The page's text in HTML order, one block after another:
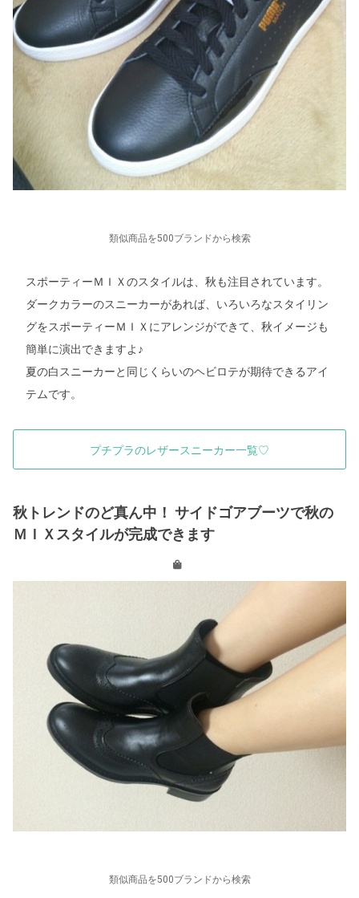
類似商品を500ブランドから検索
スポーティーＭＩＸのスタイルは、秋も注目されています。
ダークカラーのスニーカーがあれば、いろいろなスタイリン
グをスポーティーＭＩＸにアレンジができて、秋イメージも
簡単に演出できますよ♪
夏の白スニーカーと同じくらいのヘビロテが期待できるアイ
テムです。
プチプラのレザースニーカー一覧♡
秋トレンドのど真ん中！ サイドゴアブーツで秋の
ＭＩＸスタイルが完成できます
類似商品を500ブランドから検索